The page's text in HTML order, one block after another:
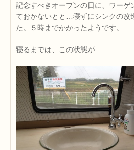
記念すべきオープンの日に、ワーゲ
ておかないとと…寝ずにシンクの改
た。５時までかかったようです。
寝るまでは、この状態が…